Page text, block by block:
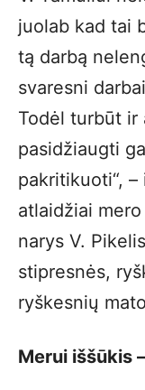
juolab kad tai
tą darbą
svaresni
Todėl turbūt ir
pasidžiaugti
pakritikuoti“,
atlaidžiai
narys V.
stipresnės,
ryškesnių
Merui iššūkis